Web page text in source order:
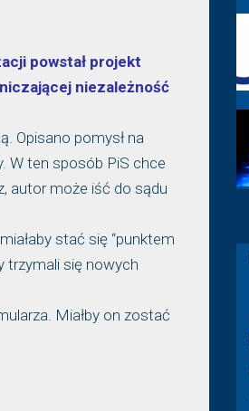
powstał projekt
niezależność
Opisano pomysł na
W ten sposób PiS chce
autor może iść do sądu
stać się “punktem
trzymali się nowych
Miałby on zostać